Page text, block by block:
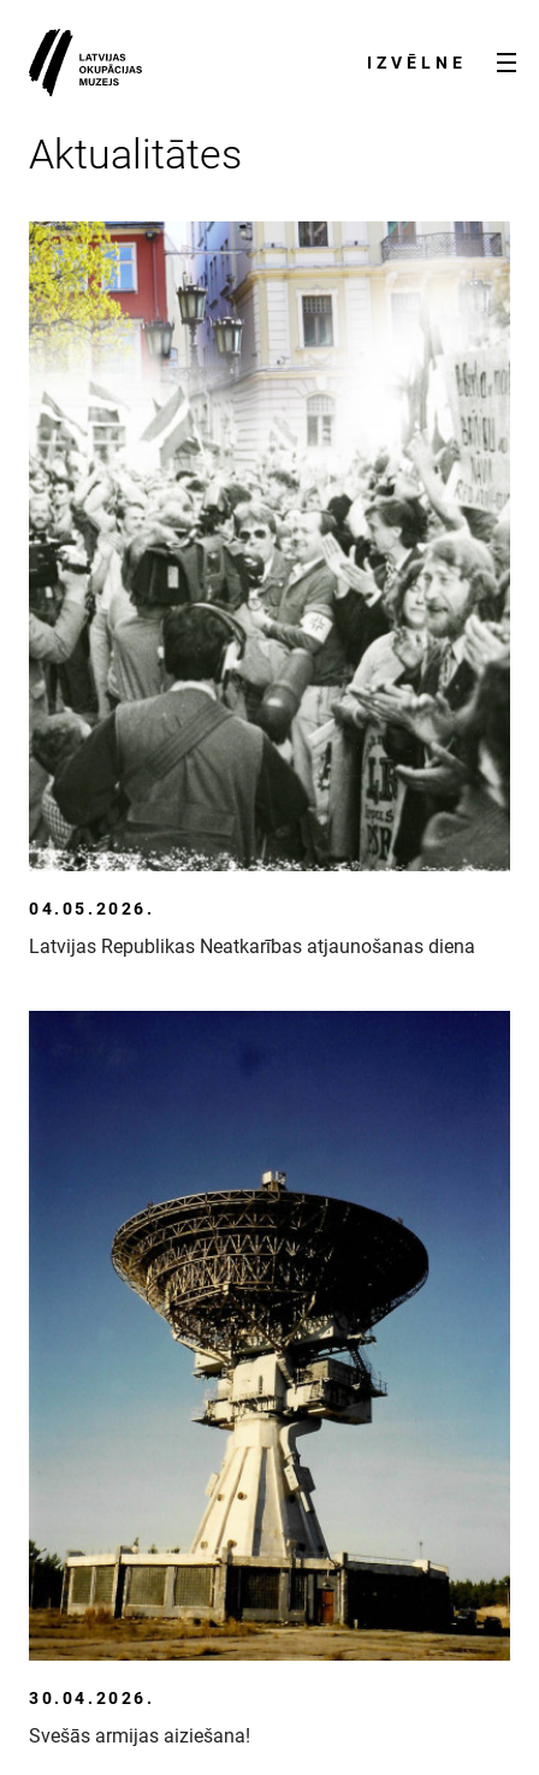
IZVĒLNE
AKTUALITĀTES
PAR MUZEJU
SKOLĀM
MUZEJA VEIKALS
KONTAKTI
MILITĀRAIS MANTOJUMS
VĒSTURE
Aktualitātes
04.05.2026.
Latvijas Republikas Neatkarības atjaunošanas diena
30.04.2026.
Svešās armijas aiziešana!